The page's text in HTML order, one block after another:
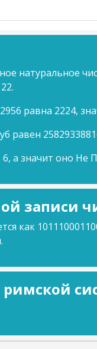
натуральное
равна 2224,
равен
а значит оно Не
записи
как
римской